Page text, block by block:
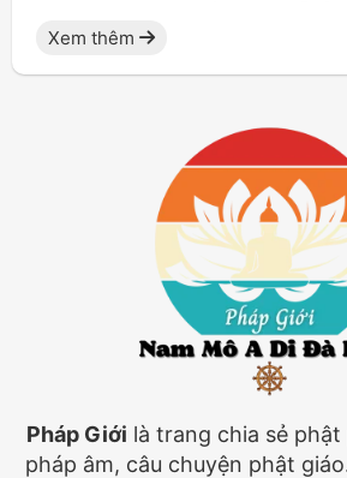
Xem thêm
Pháp Giới là trang chia sẻ
pháp âm, câu chuyện phật